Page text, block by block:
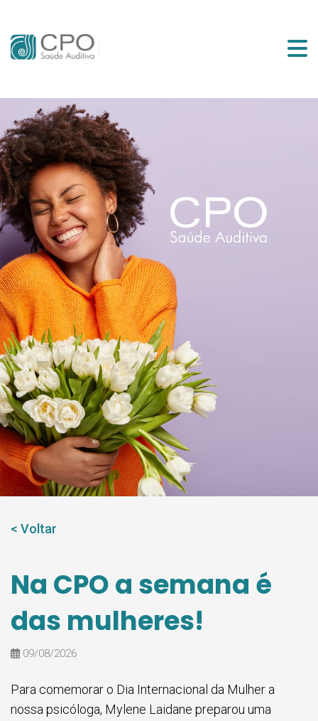
Serviços
Equipe
Vídeos
Blog
Contato
< Voltar
Na CPO a semana é
das mulheres!
09/08/2026
Para comemorar o Dia Internacional da Mulher a
nossa psicóloga, Mylene Laidane preparou uma